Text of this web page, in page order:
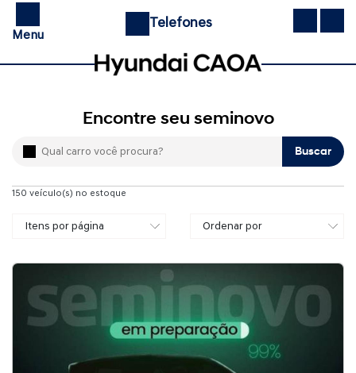
Menu
Telefones
Encontre seu seminovo
Buscar
150 veículo(s) no estoque